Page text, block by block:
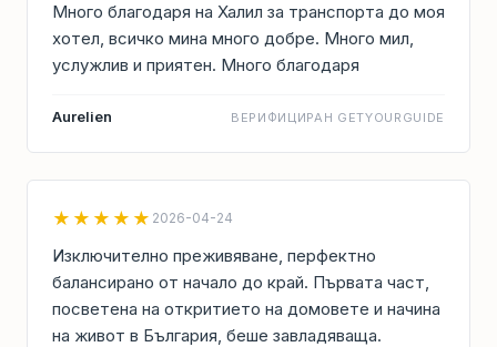
Много благодаря на Халил за транспорта до моя
хотел, всичко мина много добре. Много мил,
услужлив и приятен. Много благодаря
Aurelien ВЕРИФИЦИРАН GETYOURGUIDE
★★★★★ 2026-04-24
Изключително преживяване, перфектно
балансирано от начало до край. Първата част,
посветена на откритието на домовете и начина
на живот в България, беше завладяваща.